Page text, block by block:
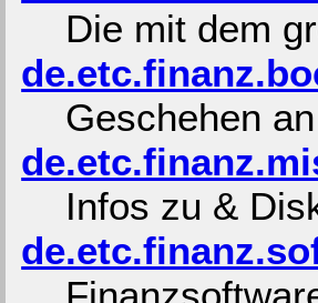
Die mit dem
Geschehen
Infos zu &